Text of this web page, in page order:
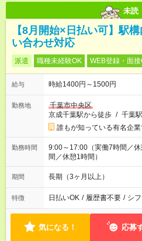
未読
【8月開始×日払い可】駅
い合わせ対応
派遣 職種未経験OK WEB登録・面
給与 時給1400円～1500円
勤務地
千葉市中央区
京成千葉駅から徒歩 / 千葉
誰もが知っている有名企
勤務時間
9:00～17:00（実働7時間／
間／休憩1時間）
期間 長期（3ヶ月以上）
特徴 日払いOK / 履歴書不要 / シ
気になる！ 応募